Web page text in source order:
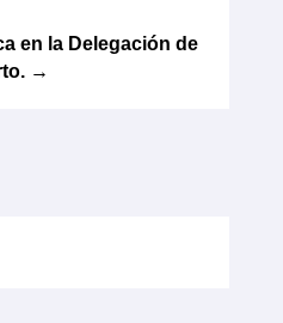
en la Delegación de
→